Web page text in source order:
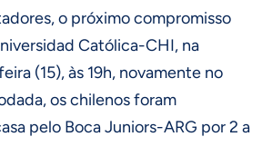
o próximo compromisso
Católica-CHI, na
(15), às 19h, novamente no
os chilenos foram
pelo Boca Juniors-ARG por 2 a